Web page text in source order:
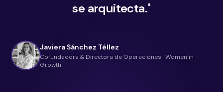
se arquitecta."
Javiera Sánchez Téllez
Cofundadora & Directora de Operaciones · Women in
Growth